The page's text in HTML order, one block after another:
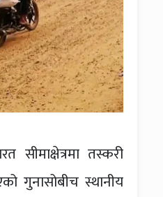
सीमाक्षेत्रमा तस्करी
गुनासोबीच स्थानीय